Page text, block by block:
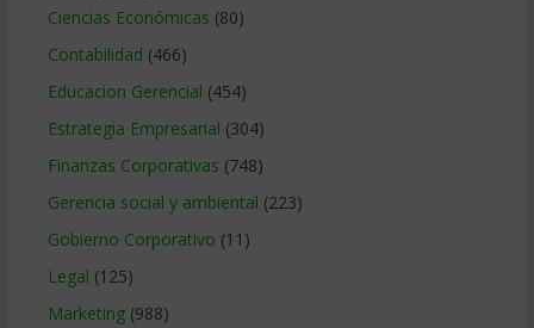
Ciencias Económicas (80)
Contabilidad (466)
Educacion Gerencial (454)
Estrategia Empresarial (304)
Finanzas Corporativas (748)
Gerencia social y ambiental (223)
Gobierno Corporativo (11)
Legal (125)
Marketing(988)